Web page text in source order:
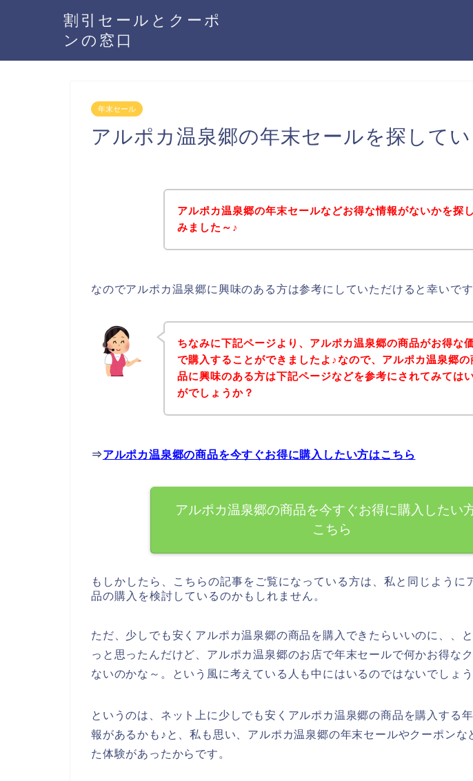
割引セールとクーポ
ンの窓口
年末セール
アルポカ温泉郷の年末セールを探して
アルポカ温泉郷の年末セールなどお得な情報がないかを探
みました～♪
なのでアルポカ温泉郷に興味のある方は参考にしていただけると幸いです
ちなみに下記ページより、アルポカ温泉郷の商品がお得な
で購入することができましたよ♪なので、アルポカ温泉郷の
品に興味のある方は下記ページなどを参考にされてみては
がでしょうか？
⇒アルポカ温泉郷の商品を今すぐお得に購入したい方はこちら
アルポカ温泉郷の商品を今すぐお得に購入したい
こちら
もしかしたら、こちらの記事をご覧になっている方は、私と同じように
品の購入を検討しているのかもしれません。
ただ、少しでも安くアルポカ温泉郷の商品を購入できたらいいのに、、
っと思ったんだけど、アルポカ温泉郷のお店で年末セールで何かお得な
ないのかな～。という風に考えている人も中にはいるのではないでしょう
というのは、ネット上に少しでも安くアルポカ温泉郷の商品を購入する
報があるかも♪と、私も思い、アルポカ温泉郷の年末セールやクーポンな
た体験があったからです。